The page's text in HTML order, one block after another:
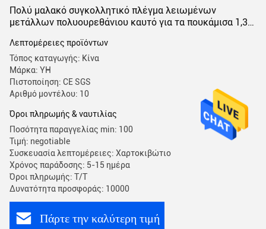
Πολύ μαλακό συγκολλητικό πλέγμα λειωμένων
μετάλλων πολυουρεθάνιου καυτό για τα πουκάμισα 1,37
Λεπτομέρειες προϊόντων
Τόπος καταγωγής: Κίνα
Μάρκα: YH
Πιστοποίηση: CE SGS
Αριθμό μοντέλου: 10
Όροι πληρωμής & ναυτιλίας
Ποσότητα παραγγελίας min: 100
Τιμή: negotiable
Συσκευασία λεπτομέρειες: Χαρτοκιβώτιο
Χρόνος παράδοσης: 5-15 ημέρα
Όροι πληρωμής: T/T
Δυνατότητα προσφοράς: 10000
Πάρτε την καλύτερη τιμή